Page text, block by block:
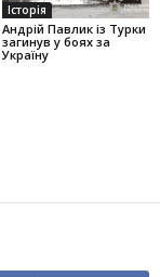
Історія
Андрій Павлик із Турки
загинув у боях за
Україну